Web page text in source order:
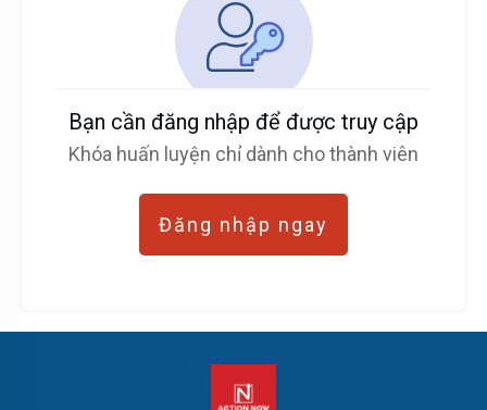
Bạn cần đăng nhập để được truy cập
Khóa huấn luyện chỉ dành cho thành viên
Đăng nhập ngay